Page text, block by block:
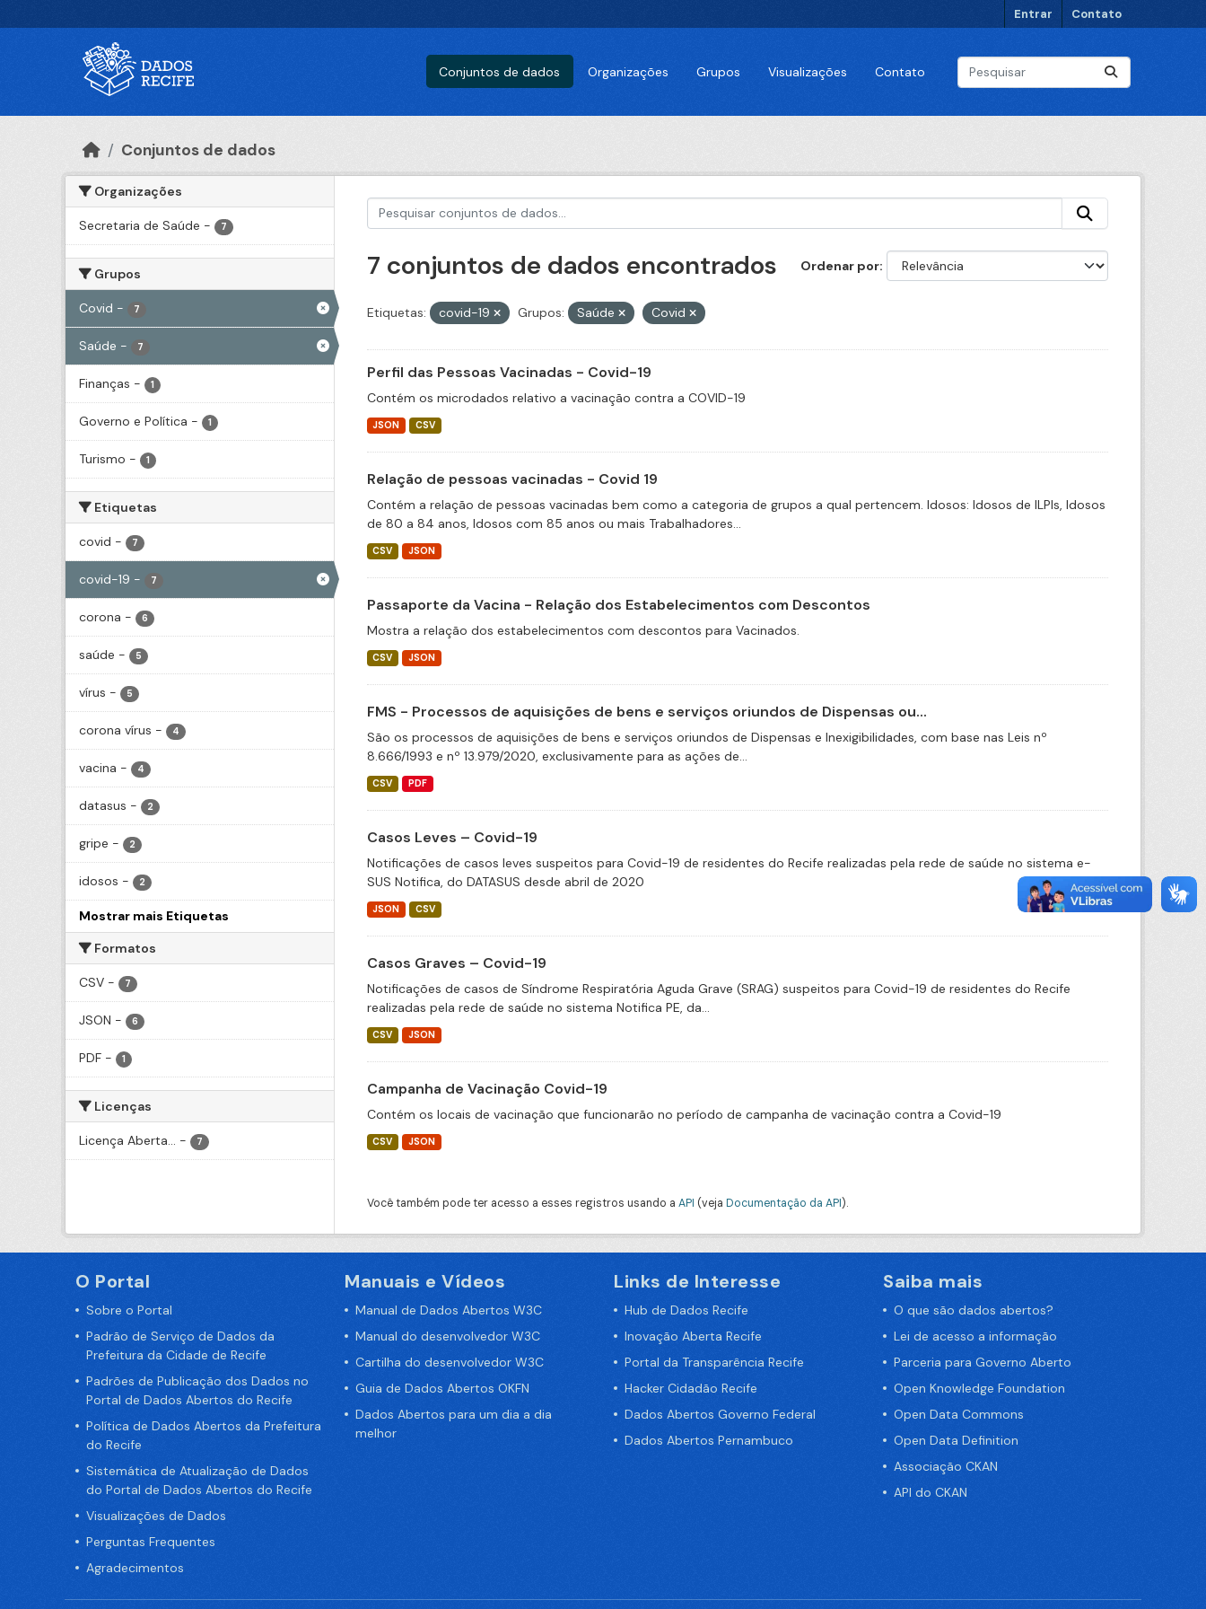
Entrar Contato
Conjuntos de dados Organizações Grupos Visualizações Contato
Conjuntos de dados
Organizações
Secretaria de Saúde - 7
Grupos
Covid - 7
Saúde - 7
Finanças - 1
Governo e Política - 1
Turismo - 1
Etiquetas
covid - 7
covid-19 - 7
corona - 6
saúde - 5
vírus - 5
corona vírus - 4
vacina - 4
datasus - 2
gripe - 2
idosos - 2
Mostrar mais Etiquetas
Formatos
CSV - 7
JSON - 6
PDF - 1
Licenças
Licença Aberta... - 7
Ordenar por
7 conjuntos de dados encontrados
Etiquetas: covid-19 Grupos: Saúde Covid
Perfil das Pessoas Vacinadas - Covid-19
Contém os microdados relativo a vacinação contra a COVID-19
JSON CSV
Relação de pessoas vacinadas - Covid 19
Contém a relação de pessoas vacinadas bem como a categoria de grupos a qual pertencem. Idosos: Idosos de ILPIs, Idosos
de 80 a 84 anos, Idosos com 85 anos ou mais Trabalhadores...
CSV JSON
Passaporte da Vacina - Relação dos Estabelecimentos com Descontos
Mostra a relação dos estabelecimentos com descontos para Vacinados.
CSV JSON
FMS - Processos de aquisições de bens e serviços oriundos de Dispensas ou...
São os processos de aquisições de bens e serviços oriundos de Dispensas e Inexigibilidades, com base nas Leis nº
8.666/1993 e nº 13.979/2020, exclusivamente para as ações de...
CSV PDF
Casos Leves – Covid-19
Notificações de casos leves suspeitos para Covid-19 de residentes do Recife realizadas pela rede de saúde no sistema e-
SUS Notifica, do DATASUS desde abril de 2020
JSON CSV
Casos Graves – Covid-19
Notificações de casos de Síndrome Respiratória Aguda Grave (SRAG) suspeitos para Covid-19 de residentes do Recife
realizadas pela rede de saúde no sistema Notifica PE, da...
CSV JSON
Campanha de Vacinação Covid-19
Contém os locais de vacinação que funcionarão no período de campanha de vacinação contra a Covid-19
CSV JSON
Você também pode ter acesso a esses registros usando a API (veja Documentação da API).
O Portal
Sobre o Portal
Padrão de Serviço de Dados da
Prefeitura da Cidade de Recife
Padrões de Publicação dos Dados no
Portal de Dados Abertos do Recife
Política de Dados Abertos da Prefeitura
do Recife
Sistemática de Atualização de Dados
do Portal de Dados Abertos do Recife
Visualizações de Dados
Perguntas Frequentes
Agradecimentos
Manuais e Vídeos
Manual de Dados Abertos W3C
Manual do desenvolvedor W3C
Cartilha do desenvolvedor W3C
Guia de Dados Abertos OKFN
Dados Abertos para um dia a dia
melhor
Links de Interesse
Hub de Dados Recife
Inovação Aberta Recife
Portal da Transparência Recife
Hacker Cidadão Recife
Dados Abertos Governo Federal
Dados Abertos Pernambuco
Saiba mais
O que são dados abertos?
Lei de acesso a informação
Parceria para Governo Aberto
Open Knowledge Foundation
Open Data Commons
Open Data Definition
Associação CKAN
API do CKAN